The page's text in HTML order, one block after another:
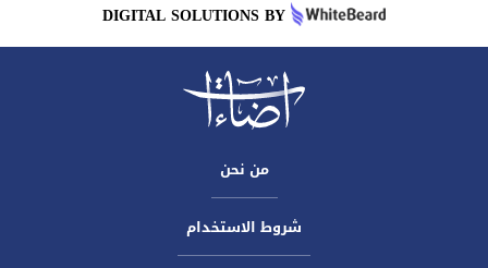
DIGITAL SOLUTIONS BY
من نحن
شروط الاستخدام